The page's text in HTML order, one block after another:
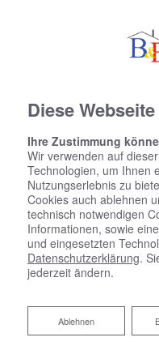
Diese
Ihre Zustimmung
Wir verwenden auf
Technologien, um Ihnen
Nutzungserlebnis zu
Cookies auch ablehnen
technisch notwendigen
Informationen, sowie
und eingesetzten
Datenschutzerklärung.
jederzeit ändern.
Ablehnen
Ablehnen